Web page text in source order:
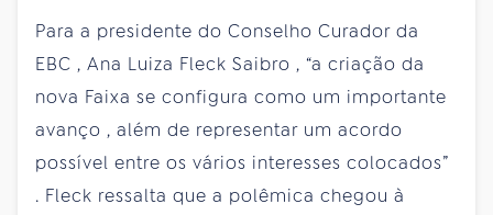
Para a presidente do Conselho Curador da
EBC , Ana Luiza Fleck Saibro , “a criação da
nova Faixa se configura como um importante
avanço , além de representar um acordo
possível entre os vários interesses colocados”
. Fleck ressalta que a polêmica chegou à